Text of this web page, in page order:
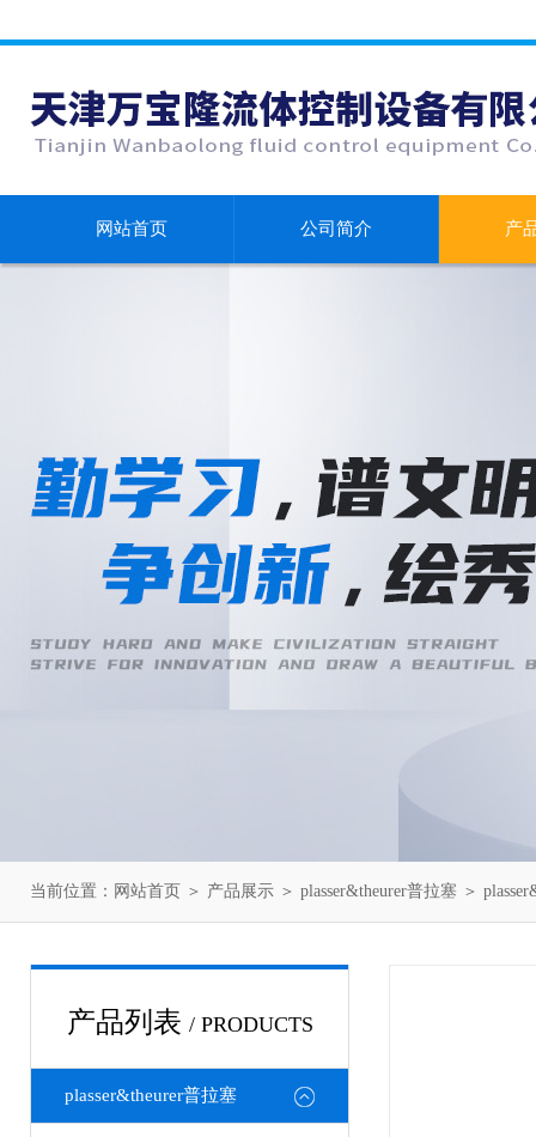
网站首页 公司简介 产
当前位置： 网站首页 ＞ 产品展示 ＞ plasser&theurer普拉塞 ＞
产品列表 / PRODUCTS
plasser&theurer普拉塞